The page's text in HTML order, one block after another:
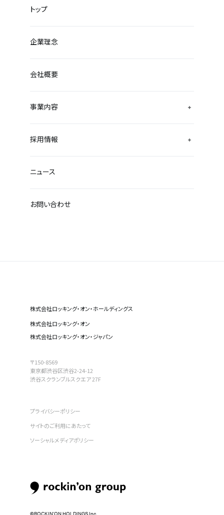
株式会社ロッキング・オン・ホールディングス
株式会社ロッキング・オン
株式会社ロッキング・オン・ジャパン
〒150-8569
東京都渋谷区渋谷2-24-12
渋谷スクランブルスクエア 27F
トップ
企業理念
会社概要
事業内容
採用情報
ニュース
お問い合わせ
プライバシーポリシー
サイトのご利用にあたって
ソーシャルメディアポリシー
©︎ROCKIN’ON HOLDINGS Inc.